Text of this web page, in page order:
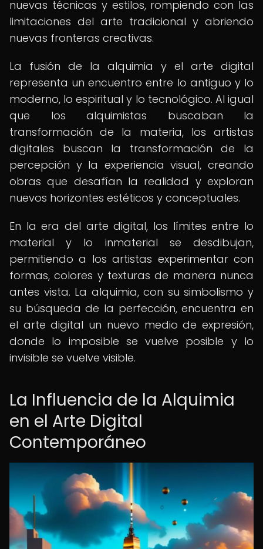
nuevas técnicas y estilos, rompiendo con las
limitaciones del arte tradicional y abriendo
nuevas fronteras creativas.
La fusión de la alquimia y el arte digital
representa un encuentro entre lo antiguo y lo
moderno, lo espiritual y lo tecnológico. Al igual
que los alquimistas buscaban la
transformación de la materia, los artistas
digitales buscan la transformación de la
percepción y la experiencia visual, creando
obras que desafían la realidad y exploran
nuevos horizontes estéticos y conceptuales.
En la era del arte digital, los límites entre lo
material y lo inmaterial se desdibujan,
permitiendo a los artistas experimentar con
formas, colores y texturas de manera nunca
antes vista. La alquimia, con su simbolismo y
su búsqueda de la perfección, encuentra en
el arte digital un nuevo medio de expresión,
donde lo imposible se vuelve posible y lo
invisible se vuelve visible.
La Influencia de la Alquimia
en el Arte Digital
Contemporáneo